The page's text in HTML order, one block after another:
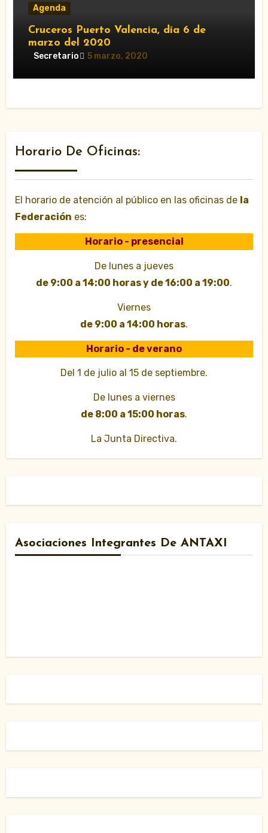
Agenda
Cruceros Puerto Valencia, día 6 de
marzo del 2020
Secretario 5 marzo, 2020
Horario De Oficinas:
El horario de atención al público en las oficinas de la
Federación es:
Horario - presencial
De lunes a jueves
de 9:00 a 14:00 horas y de 16:00 a 19:00.
Viernes
de 9:00 a 14:00 horas.
Horario - de verano
Del 1 de julio al 15 de septiembre.
De lunes a viernes
de 8:00 a 15:00 horas.
La Junta Directiva.
Asociaciones Integrantes De ANTAXI